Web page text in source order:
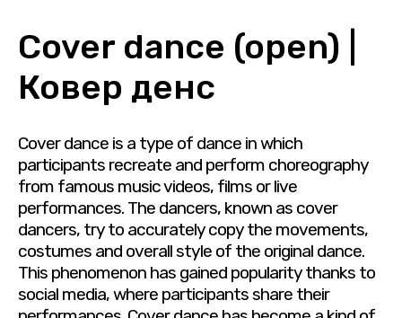
Cover dance (open) |
Ковер денс
Cover dance is a type of dance in which
participants recreate and perform choreography
from famous music videos, films or live
performances. The dancers, known as cover
dancers, try to accurately copy the movements,
costumes and overall style of the original dance.
This phenomenon has gained popularity thanks to
social media, where participants share their